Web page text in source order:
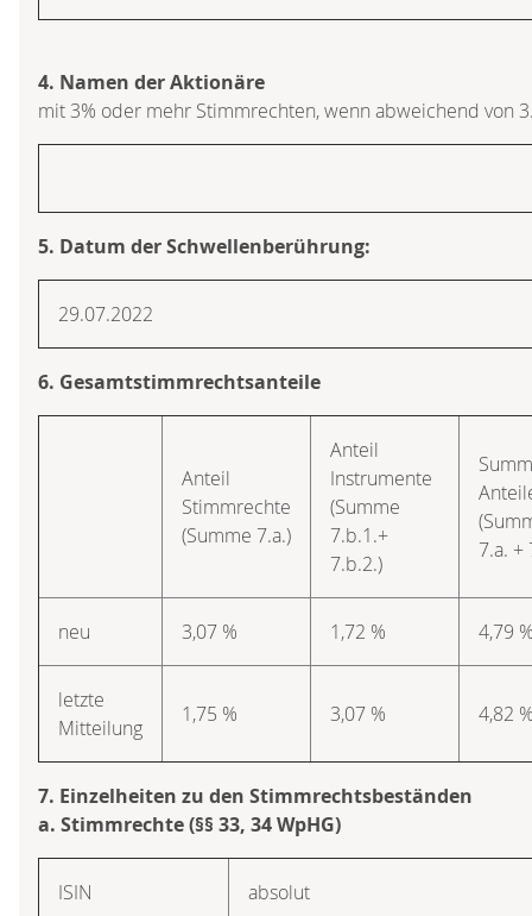
4. Namen der Aktionäre
mit 3% oder mehr Stimmrechten, wenn abweichend von
5. Datum der Schwellenberührung:
29.07.2022
6. Gesamtstimmrechtsanteile
Anteil
Stimmrechte
(Summe 7.a.)
Anteil
Instrumente
(Summe
7.b.1.+
7.b.2.)
7.a. +
neu 3,07 % 1,72 % 4,79
letzte
Mitteilung
1,75 % 3,07 % 4,82
7. Einzelheiten zu den Stimmrechtsbeständen
a. Stimmrechte (§§ 33, 34 WpHG)
ISIN absolut